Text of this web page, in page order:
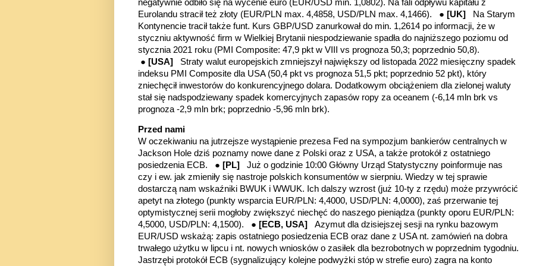
negatywnie odbiło się na wycenie euro (EUR/USD min. 1,0802). Na fali odpływu kapitału z
Eurolandu stracił też złoty (EUR/PLN max. 4,4858, USD/PLN max. 4,1466). ● [UK]
Na Starym
Kontynencie tracił także funt. Kurs GBP/USD zanurkował do min. 1,2614 po informacji, że w
styczniu aktywność firm w Wielkiej Brytanii niespodziewanie spadła do najniższego poziomu od
stycznia 2021 roku (PMI Composite: 47,9 pkt w VIII vs prognoza 50,3; poprzednio 50,8).
● [USA] Straty walut europejskich zmniejszył największy od listopada 2022 miesięczny spadek
indeksu PMI Composite dla USA (50,4 pkt vs prognoza 51,5 pkt; poprzednio 52 pkt), który
zniechęcił inwestorów do konkurencyjnego dolara. Dodatkowym obciążeniem dla zielonej waluty
stał się nadspodziewany spadek komercyjnych zapasów ropy za oceanem (-6,14 mln brk vs
prognoza -2,9 mln brk; poprzednio -5,96 mln brk).
Przed nami
W oczekiwaniu na jutrzejsze wystąpienie prezesa Fed na sympozjum bankierów centralnych w
Jackson Hole dziś poznamy nowe dane z Polski oraz z USA, a także protokół z ostatniego
posiedzenia ECB. ● [PL] Już o godzinie 10:00 Główny Urząd Statystyczny poinformuje nas
czy i ew. jak zmieniły się nastroje polskich konsumentów w sierpniu. Wiedzy w tej sprawie
dostarczą nam wskaźniki BWUK i WWUK. Ich dalszy wzrost (już 10-ty z rzędu) może przywrócić
apetyt na złotego (punkty wsparcia EUR/PLN: 4,4000, USD/PLN: 4,0000), zaś przerwanie tej
optymistycznej serii mogłoby zwiększyć niechęć do naszego pieniądza (punkty oporu EUR/PLN:
4,5000, USD/PLN: 4,1500). ● [ECB, USA] Azymut dla dzisiejszej sesji na rynku bazowym
EUR/USD wskażą: zapis ostatniego posiedzenia ECB oraz dane z USA nt. zamówień na dobra
trwałego użytku w lipcu i nt. nowych wniosków o zasiłek dla bezrobotnych w poprzednim tygodniu.
Jastrzębi protokół ECB (sygnalizujący kolejne podwyżki stóp w strefie euro) zagra na konto